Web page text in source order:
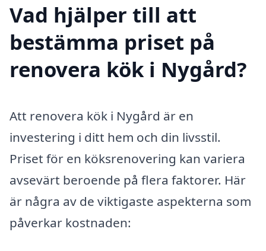
Vad hjälper till att
bestämma priset på
renovera kök i Nygård?
Att renovera kök i Nygård är en
investering i ditt hem och din livsstil.
Priset för en köksrenovering kan variera
avsevärt beroende på flera faktorer. Här
är några av de viktigaste aspekterna som
påverkar kostnaden: